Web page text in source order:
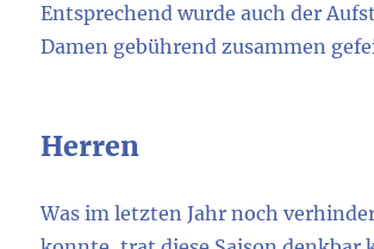
Entsprechend wurde auch der
Damen gebührend zusammen
Herren
Was im letzten Jahr noch